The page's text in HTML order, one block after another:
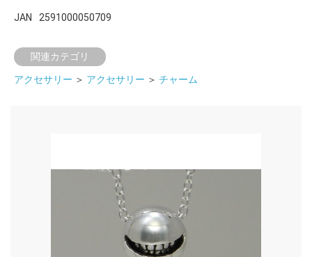
JAN 2591000050709
関連カテゴリ
アクセサリー ＞ アクセサリー ＞ チャーム